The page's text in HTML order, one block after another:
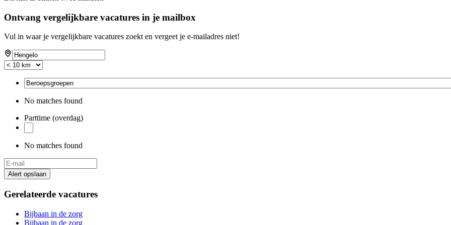
Ontvang vergelijkbare vacatures in je mailbox
Vul in waar je vergelijkbare vacatures zoekt en vergeet je e-mailadres niet!
No matches found
Parttime (overdag)
No matches found
Alert opslaan
Gerelateerde vacatures
Bijbaan in de zorg
Bijbaan in de zorg